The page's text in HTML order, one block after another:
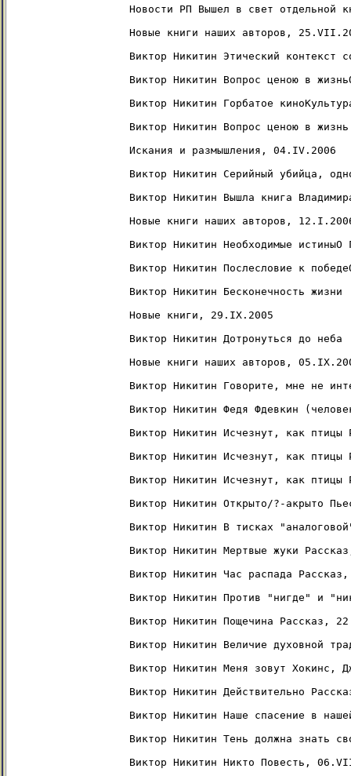
Новости РП Вышел в свет отдельной
Новые книги наших авторов,
Виктор Никитин Этический контекст
Виктор Никитин Вопрос ценою в
Виктор Никитин Горбатое
Виктор Никитин Вопрос ценою в жизнь
Искания и размышления, 04.IV.2006
Виктор Никитин Серийный убийца,
Виктор Никитин Вышла книга
Новые книги наших авторов,
Виктор Никитин Необходимые
Виктор Никитин Послесловие к
Виктор Никитин Бесконечность жизни
Новые книги, 29.IX.2005
Виктор Никитин Дотронуться до неба
Новые книги наших авторов,
Виктор Никитин Говорите, мне не
Виктор Никитин Федя Фдевкин
Виктор Никитин Исчезнут, как
Виктор Никитин Исчезнут, как
Виктор Никитин Исчезнут, как
Виктор Никитин Открыто/?-акрыто
Виктор Никитин В тисках
Виктор Никитин Мертвые жуки
Виктор Никитин Час распада
Виктор Никитин Против "нигде" и
Виктор Никитин Пощечина Рассказ,
Виктор Никитин Величие духовной
Виктор Никитин Меня зовут
Виктор Никитин Действительно
Виктор Никитин Наше спасение в
Виктор Никитин Тень должна знать
Виктор Никитин Никто Повесть,